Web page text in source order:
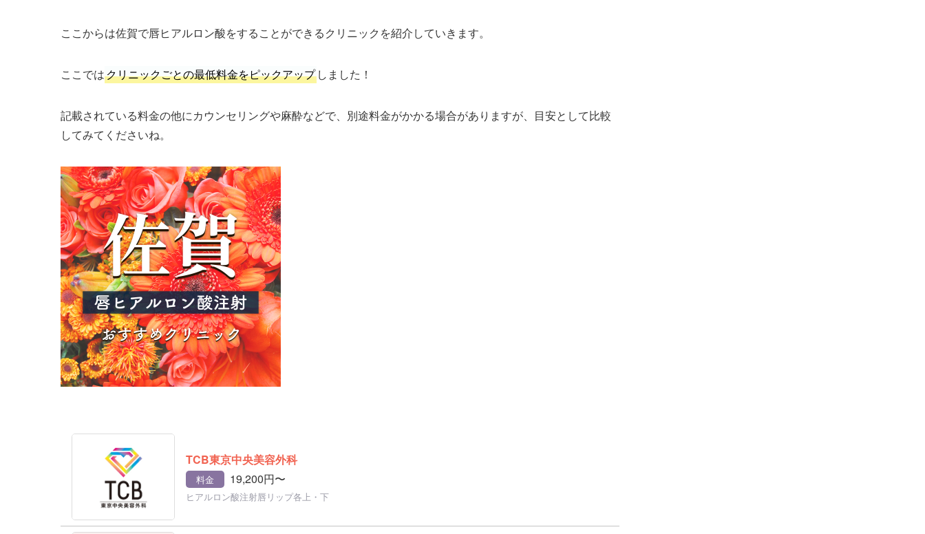
ここからは佐賀で唇ヒアルロン酸をすることができるクリニックを紹介していきます。
ここではクリニックごとの最低料金をピックアップ しました！
記載されている料金の他にカウンセリングや麻酔などで、別途料金がかかる場合がありますが、目安として比較
してみてくださいね。
TCB東京中央美容外科
料金 19,200円〜
ヒアルロン酸注射唇リップ各上・下